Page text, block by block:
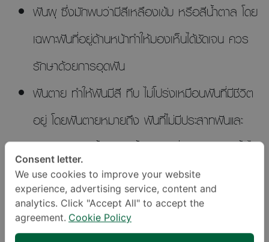
ฟันผุ ซึ่งมักพบว่ามีสีเหลืองเข้ม หรือสีน้ำตาล โดย
เฉพาะฟันที่อยู่ด้านหน้าทำให้มองเห็นได้ชัดเจน ควร
รักษาด้วยการอุดฟัน
ฟันตาย ทำให้ฟันมีสี ทึบ ไม่โปร่งเหมือนฟันที่มีชีวิต
อยู่ โดยฟันตายหมายถึง ฟันที่ไม่มีประสาทฟันและ
เลือดมาหล่อเลี้ยง เกิดขึ้นกับฟันที่ผุมาก ๆ และทิ้งไว้
เป็นระยะเวลานาน จนฟันผุลุกลามถึงโพรงประสาท
ฟัน ทั้งนี้ยังอาจเกิดจากอุบัติเหตุ หรือถูกกระแทก
อย่างแรง จนมีการฉีกขาดของเส้นเลือดที่มาหล่อ
Consent letter.
We use cookies to improve your website
experience, advertising service, content and
analytics. Click "Accept All" to accept the
agreement. Cookie Policy